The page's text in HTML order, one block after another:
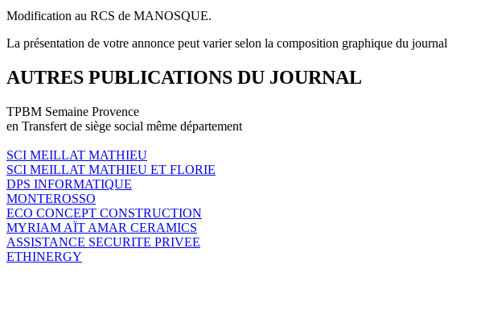
Modification au RCS de MANOSQUE.
La présentation de votre annonce peut varier selon la composition graphique du journal
AUTRES PUBLICATIONS DU JOURNAL
TPBM Semaine Provence
en Transfert de siège social même département
SCI MEILLAT MATHIEU
SCI MEILLAT MATHIEU ET FLORIE
DPS INFORMATIQUE
MONTEROSSO
ECO CONCEPT CONSTRUCTION
MYRIAM AÏT AMAR CERAMICS
ASSISTANCE SECURITE PRIVEE
ETHINERGY